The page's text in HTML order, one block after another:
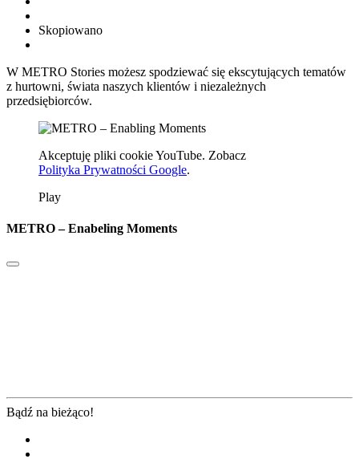
Skopiowano
W METRO Stories możesz spodziewać się ekscytujących tematów
z hurtowni, świata naszych klientów i niezależnych
przedsiębiorców.
Akceptuję pliki cookie YouTube. Zobacz
Polityka Prywatności Google.
Play
METRO – Enabeling Moments
Bądź na bieżąco!